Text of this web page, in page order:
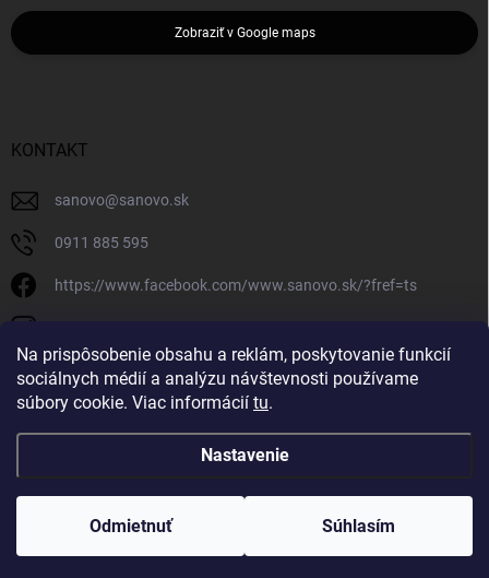
Na prispôsobenie obsahu a reklám, poskytovanie funkcií
sociálnych médií a analýzu návštevnosti používame
súbory cookie. Viac informácií tu.
Nastavenie
Odmietnuť Súhlasím
Zobraziť v Google maps
KONTAKT
sanovo@sanovo.sk
0911 885 595
https://www.facebook.com/www.sanovo.sk/?fref=ts
Vytvoril Shoptet
Copyright 2026Sanovo.sk. Všetky práva vyhradené. | Upraviť nastavenie